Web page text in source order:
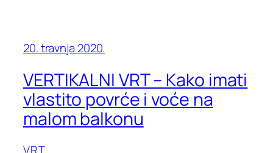
20. travnja 2020.
VERTIKALNI VRT – Kako imati
vlastito povrće i voće na
malom balkonu